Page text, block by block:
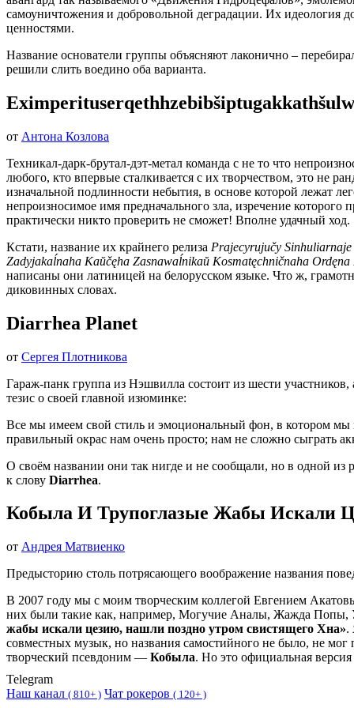
самоуничтожения и добровольной деградации. Их идеология
ценностями.
Название основатели группы объясняют лаконично –
решили слить воедино оба варианта.
от Антона Козлова
Техникал-дарк-брутал-дэт-метал команда с не то что
любого, кто впервые сталкивается с их творчеством, это не
изначальной подлинности небытия, в основе которой лежат
непроизносимое имя предначального зла, изречение
практически никто проверить не сможет! Вполне удачный ход.
Кстати, название их крайнего релиза Prajecyrujučy
Zadyjakaĺnaha Kaŭčęha Zasnawaĺnikaŭ Kosmatęchničnaha
написаны они латиницей на белорусском языке. Что ж,
диковинных словах.
Diarrhea Planet
от Сергея Плотникова
Гараж-панк группа из Нэшвилла состоит из шести
тезис о своей главной изюминке:
Все мы имеем свой стиль и эмоциональный фон, в котором мы
правильный окрас нам очень просто; нам не сложно сыграть
О своём названии они так нигде и не сообщали, но в одной из
к слову Diarrhea.
Кобыла И Трупоглазые Жабы Искали
от Андрея Матвиенко
Предысторию столь потрясающего воображение названия
В 2007 году мы с моим творческим коллегой Евгением
них были такие как, например, Могучие Аналы, Жажда Попы,
жабы искали цезию, нашли поздно утром свистящего Хна».
совместных музык, но названия самостийного не было, не
творческий псевдоним — Кобыла. Но это официальная
Telegram
Наш канал ( 810+ ) Чат рокеров ( 120+ )